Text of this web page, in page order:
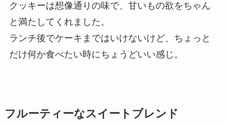
クッキーは想像通りの味で、甘いもの欲をちゃん
と満たしてくれました。
ランチ後でケーキまではいけないけど、ちょっと
だけ何か食べたい時にちょうどいい感じ。
フルーティーなスイートブレンド